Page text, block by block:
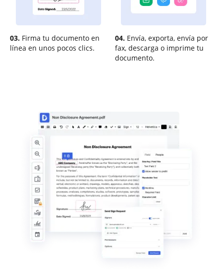
03. Firma tu documento en
línea en unos pocos clics.
04. Envía, exporta, envía por
fax, descarga o imprime tu
documento.